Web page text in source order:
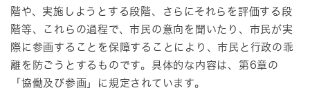
階や、実施しようとする段階、さらにそれらを評価する段
階等、これらの過程で、市民の意向を聞いたり、市民が実
際に参画することを保障することにより、市民と行政の乖
離を防ごうとするものです。具体的な内容は、第6章の
「協働及び参画」に規定されています。